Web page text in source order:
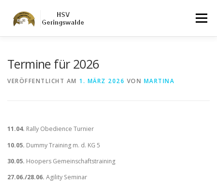
springen
Menü
IMPRESSUM DATENSCHUTZ
Termine für 2026
VERÖFFENTLICHT AM 1. MÄRZ 2026 VON MARTINA
11.04. Rally Obedience Turnier
10.05. Dummy Training m. d. KG 5
30.05. Hoopers Gemeinschaftstraining
27.06./28.06. Agility Seminar